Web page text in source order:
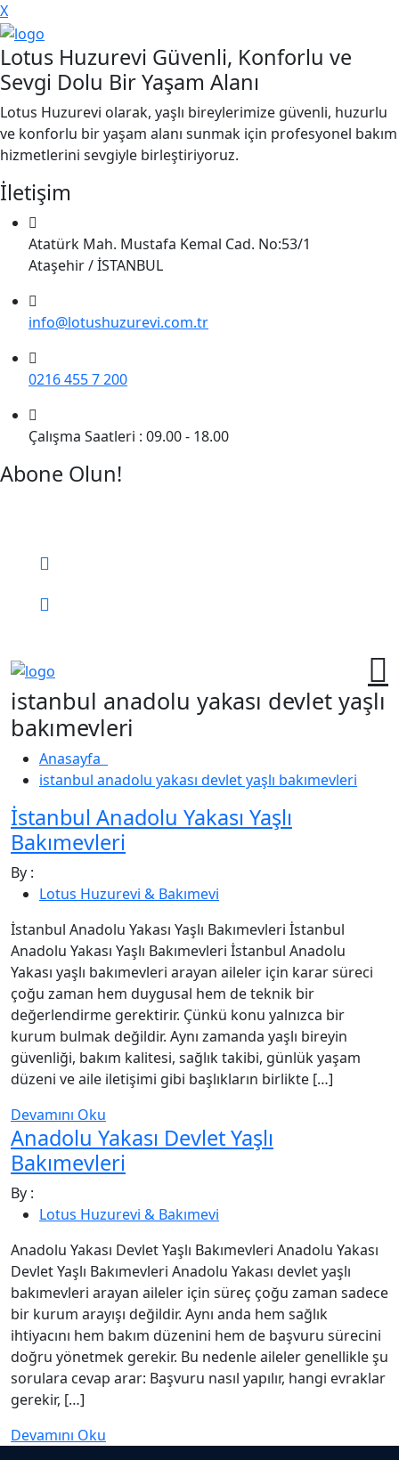
X
Lotus Huzurevi Güvenli, Konforlu ve
Sevgi Dolu Bir Yaşam Alanı
Lotus Huzurevi olarak, yaşlı bireylerimize güvenli, huzurlu
ve konforlu bir yaşam alanı sunmak için profesyonel bakım
hizmetlerini sevgiyle birleştiriyoruz.
İletişim
Atatürk Mah. Mustafa Kemal Cad. No:53/1
Ataşehir / İSTANBUL
info@lotushuzurevi.com.tr
0216 455 7 200
Çalışma Saatleri : 09.00 - 18.00
Abone Olun!
istanbul anadolu yakası devlet yaşlı
bakımevleri
Anasayfa
istanbul anadolu yakası devlet yaşlı bakımevleri
İstanbul Anadolu Yakası Yaşlı
Bakımevleri
By :
Lotus Huzurevi & Bakımevi
İstanbul Anadolu Yakası Yaşlı Bakımevleri İstanbul
Anadolu Yakası Yaşlı Bakımevleri İstanbul Anadolu
Yakası yaşlı bakımevleri arayan aileler için karar süreci
çoğu zaman hem duygusal hem de teknik bir
değerlendirme gerektirir. Çünkü konu yalnızca bir
kurum bulmak değildir. Aynı zamanda yaşlı bireyin
güvenliği, bakım kalitesi, sağlık takibi, günlük yaşam
düzeni ve aile iletişimi gibi başlıkların birlikte […]
Devamını Oku
Anadolu Yakası Devlet Yaşlı
Bakımevleri
By :
Lotus Huzurevi & Bakımevi
Anadolu Yakası Devlet Yaşlı Bakımevleri Anadolu Yakası
Devlet Yaşlı Bakımevleri Anadolu Yakası devlet yaşlı
bakımevleri arayan aileler için süreç çoğu zaman sadece
bir kurum arayışı değildir. Aynı anda hem sağlık
ihtiyacını hem bakım düzenini hem de başvuru sürecini
doğru yönetmek gerekir. Bu nedenle aileler genellikle şu
sorulara cevap arar: Başvuru nasıl yapılır, hangi evraklar
gerekir, […]
Devamını Oku